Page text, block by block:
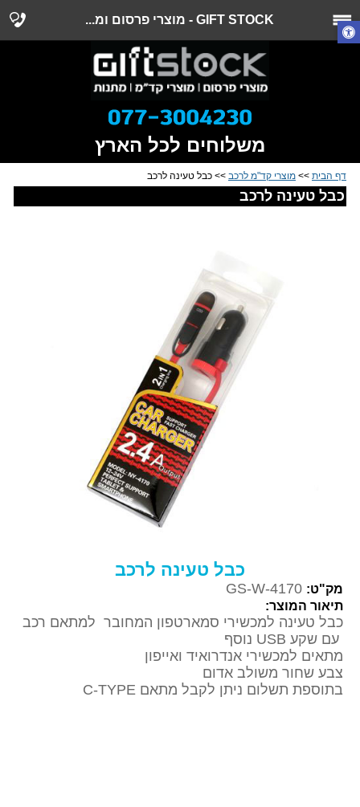
GIFT STOCK - מוצרי פרסום ומ...
משלוחים לכל הארץ
דף הבית >> מוצרי קד"מ לרכב >> כבל טעינה לרכב
כבל טעינה לרכב
כבל טעינה לרכב
מק"ט: GS-W-4170
תיאור המוצר:
כבל טעינה למכשירי סמארטפון המחובר למתאם רכב
עם שקע USB נוסף
מתאים למכשירי אנדרואיד ואייפון
צבע שחור משולב אדום
בתוספת תשלום ניתן לקבל מתאם TYPE
-
C